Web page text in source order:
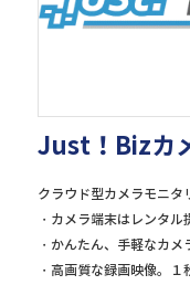
Just！Bizカ
クラウド型カメラモニタ
・カメラ端末はレンタル
・かんたん、手軽なカメ
・高画質な録画映像。１